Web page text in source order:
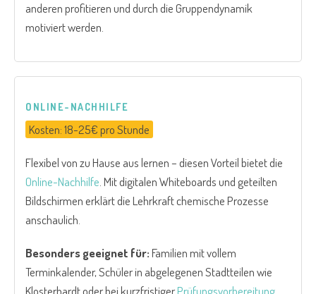
anderen profitieren und durch die Gruppendynamik
motiviert werden.
ONLINE-NACHHILFE
Kosten: 18-25€ pro Stunde
Flexibel von zu Hause aus lernen – diesen Vorteil bietet die
Online-Nachhilfe. Mit digitalen Whiteboards und geteilten
Bildschirmen erklärt die Lehrkraft chemische Prozesse
anschaulich.
Besonders geeignet für:Familien mit vollem
Terminkalender, Schüler in abgelegenen Stadtteilen wie
Klosterhardt oder bei kurzfristigerPrüfungsvorbereitung.